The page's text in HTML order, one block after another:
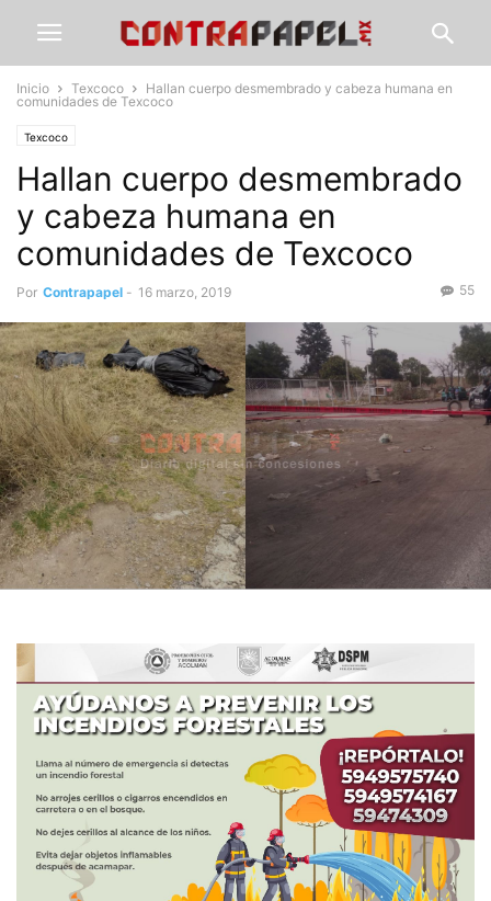
Inicio Texcoco
Hallan cuerpo desmembrado y cabeza humana en
comunidades de Texcoco
Texcoco
Hallan cuerpo desmembrado
y cabeza humana en
comunidades de Texcoco
Por Contrapapel - 16 marzo, 2019 55